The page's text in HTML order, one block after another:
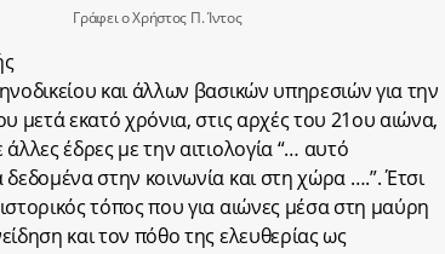
Γράφει ο Χρήστος Π. Ίντος
και άλλων βασικών υπηρεσιών για την
μετά εκατό χρόνια, στις αρχές του 21ου αιώνα,
έδρες με την αιτιολογία “… αυτό
στην κοινωνία και στη χώρα ….”. Έτσι
τόπος που για αιώνες μέσα στη μαύρη
και τον πόθο της ελευθερίας ως